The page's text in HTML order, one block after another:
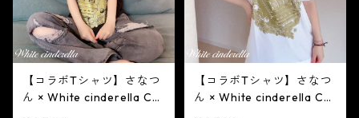
【コラボTシャツ】さなつ
ん × White cinderella Col
【コラボTシャツ】さなつ
ん × White cinderella Col